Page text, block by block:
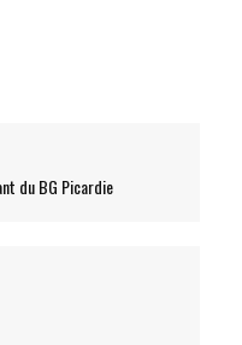
du BG Picardie